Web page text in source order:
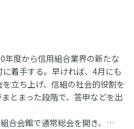
度から信用組合業界の新たな
着手する。早ければ、4月にも
立ち上げ、信組の社会的役割を
とまった段階で、答申などを出
合会館で通常総会を開き、…